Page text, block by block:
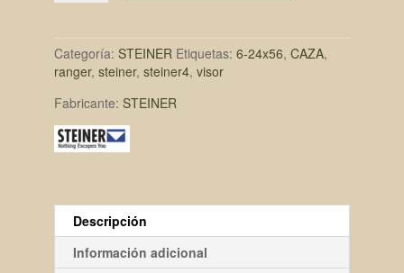
Categoría: STEINER Etiquetas: 6-24x56, CAZA,
ranger, steiner, steiner4, visor
Fabricante: STEINER
Descripción
Información adicional